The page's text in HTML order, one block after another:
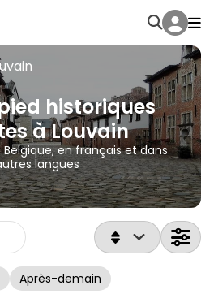
historiques
à Louvain
Belgique, en français et dans
langues
Après-demain